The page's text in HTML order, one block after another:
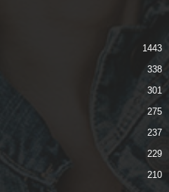
1443
338
301
275
237
229
210